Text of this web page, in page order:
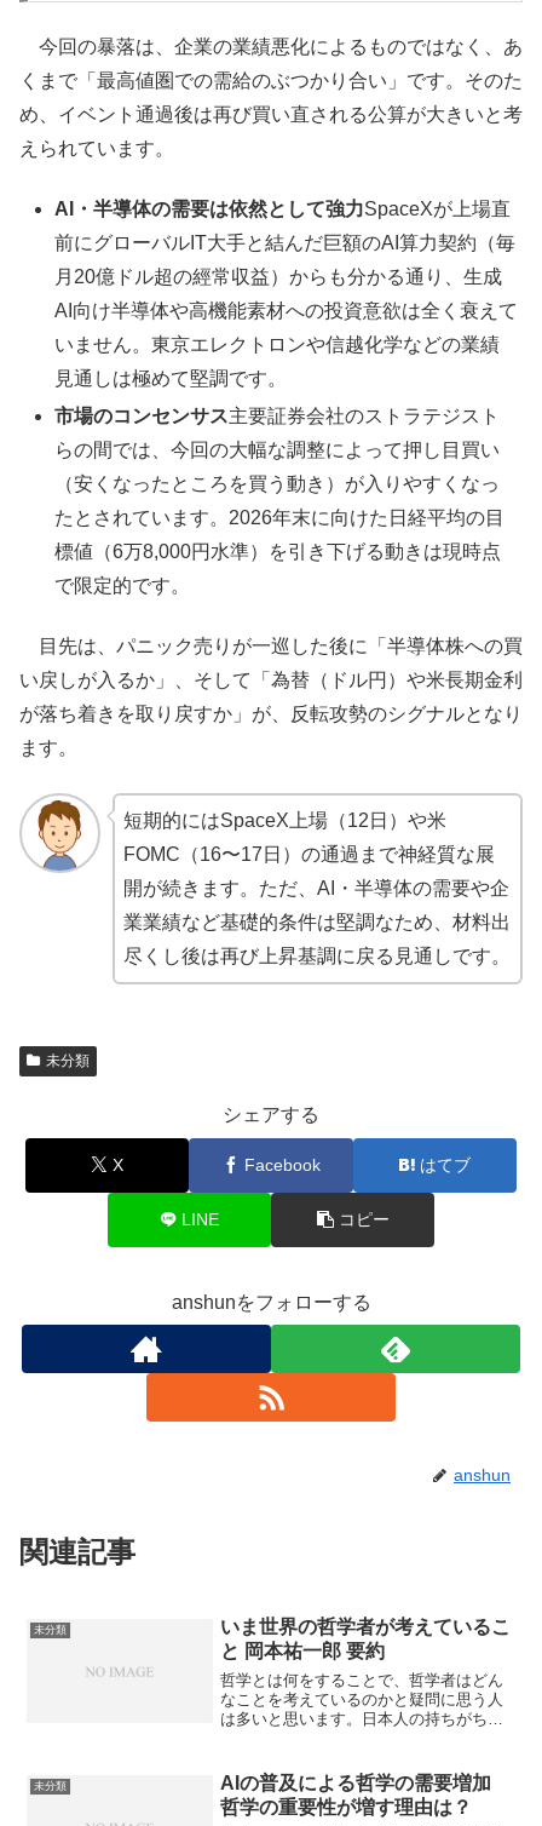
今回の暴落は、企業の業績悪化によるものではなく、あ
くまで「最高値圏での需給のぶつかり合い」です。そのた
め、イベント通過後は再び買い直される公算が大きいと考
えられています。
AI・半導体の需要は依然として強力SpaceXが上場直
前にグローバルIT大手と結んだ巨額のAI算力契約（毎
月20億ドル超の經常収益）からも分かる通り、生成
AI向け半導体や高機能素材への投資意欲は全く衰えて
いません。東京エレクトロンや信越化学などの業績
見通しは極めて堅調です。
市場のコンセンサス主要証券会社のストラテジスト
らの間では、今回の大幅な調整によって押し目買い
（安くなったところを買う動き）が入りやすくなっ
たとされています。2026年末に向けた日経平均の目
標値（6万8,000円水準）を引き下げる動きは現時点
で限定的です。
目先は、パニック売りが一巡した後に「半導体株への買
い戻しが入るか」、そして「為替（ドル円）や米長期金利
が落ち着きを取り戻すか」が、反転攻勢のシグナルとなり
ます。
短期的にはSpaceX上場（12日）や米
FOMC（16〜17日）の通過まで神経質な展
開が続きます。ただ、AI・半導体の需要や企
業業績など基礎的条件は堅調なため、材料出
尽くし後は再び上昇基調に戻る見通しです。
未分類
シェアする
X Facebook はてブ
LINE コピー
anshunをフォローする
anshun
関連記事
未分類
いま世界の哲学者が考えているこ
と 岡本祐一郎 要約
哲学とは何をすることで、哲学者はどん
なことを考えているのかと疑問に思う人
は多いと思います。日本人の持ちがちな
す。時代の大きな変革期にこそ物事の意
味を問いただす哲学の必要性がよくわか
ります。
未分類
AIの普及による哲学の需要増加
哲学の重要性が増す理由は？